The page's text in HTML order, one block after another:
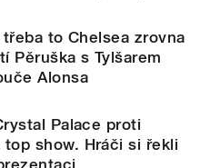
to Chelsea zrovna
Pěruška s Tylšarem
Alonsa
Palace proti
top show. Hráči si řekli